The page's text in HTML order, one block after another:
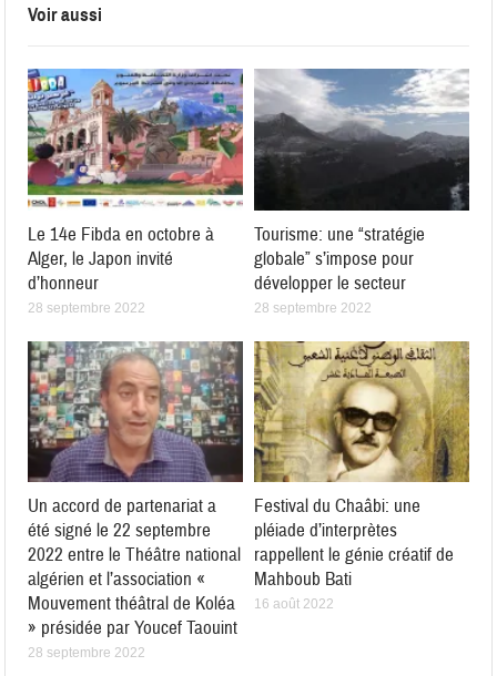
Voir aussi
Le 14e Fibda en octobre à
Alger, le Japon invité
d’honneur
28 septembre 2022
Tourisme: une “stratégie
globale” s’impose pour
développer le secteur
28 septembre 2022
Un accord de partenariat a
été signé le 22 septembre
2022 entre le Théâtre national
algérien et l’association «
Mouvement théâtral de Koléa
» présidée par Youcef Taouint
28 septembre 2022
Festival du Chaâbi: une
pléiade d’interprètes
rappellent le génie créatif de
Mahboub Bati
16 août 2022